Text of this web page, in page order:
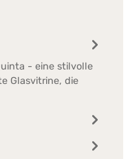
- eine stilvolle
Glasvitrine, die